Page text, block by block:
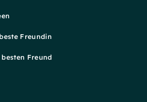
Freundin
Freund